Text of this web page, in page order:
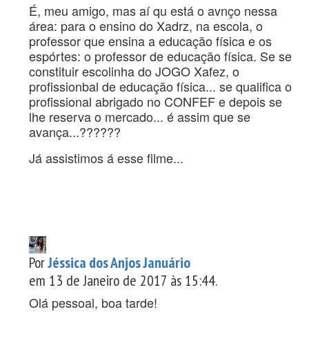
É, meu amigo, mas aí qu está o avnço nessa
área: para o ensino do Xadrz, na escola, o
professor que ensina a educação física e os
espórtes: o professor de educação física. Se se
constituir escolinha do JOGO Xafez, o
profissionbal de educação física... se qualifica o
profissional abrigado no CONFEF e depois se
lhe reserva o mercado... é assim que se
avança...??????
Já assistimos á esse filme...
PorJéssica dos Anjos Januário
em 13 de Janeiro de 2017 às 15:44.
Olá pessoal, boa tarde!